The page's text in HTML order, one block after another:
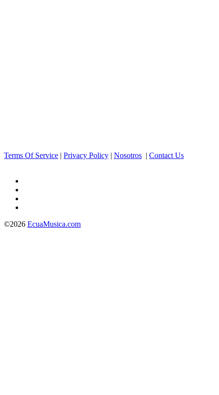
Terms Of Service | Privacy Policy | Nosotros | Contact Us
©2026 EcuaMusica.com